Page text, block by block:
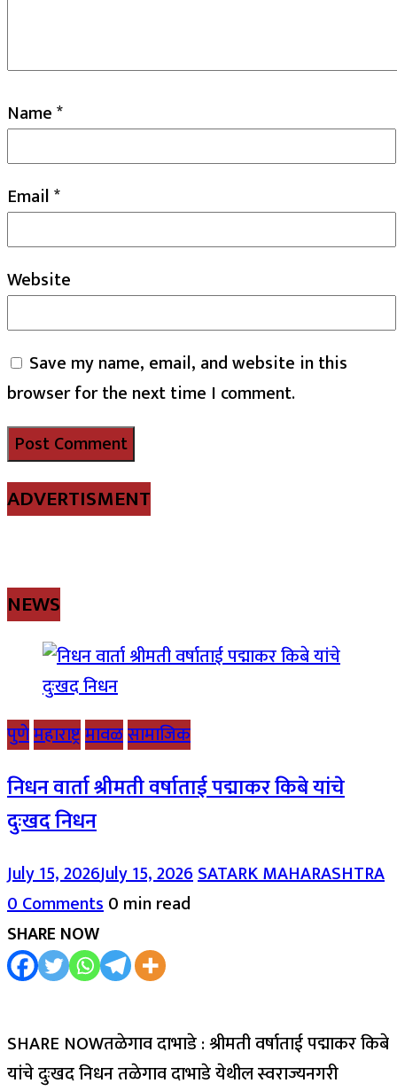
Name*
Email*
Website
Save my name, email, and website in this
browser for the next time I comment.
ADVERTISMENT
NEWS
पुणेमहाराष्ट्रमावळसामाजिक
निधन वार्ता श्रीमती वर्षाताई पद्माकर किबे यांचे
दुःखद निधन
July 15, 2026July 15, 2026SATARK MAHARASHTRA
0 Comments0 min read
SHARE NOW
SHARE NOWतळेगाव दाभाडे : श्रीमती वर्षाताई पद्माकर किबे
यांचे दुःखद निधन तळेगाव दाभाडे येथील स्वराज्यनगरी